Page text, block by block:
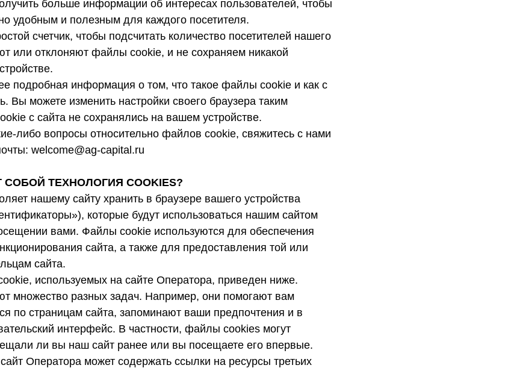
больше информации об интересах пользователей, чтобы
удобным и полезным для каждого посетителя.
счетчик, чтобы подсчитать количество посетителей нашего
или отклоняют файлы cookie, и не сохраняем никакой
подробная информация о том, что такое файлы cookie и как с
Вы можете изменить настройки своего браузера таким
с сайта не сохранялись на вашем устройстве.
либо вопросы относительно файлов cookie, свяжитесь с нами
welcome@ag-capital.ru
ТЕХНОЛОГИЯ COOKIES?
нашему сайту хранить в браузере вашего устройства
которые будут использоваться нашим сайтом
вами. Файлы cookie используются для обеспечения
сайта, а также для предоставления той или
сайта.
используемых на сайте Оператора, приведен ниже.
множество разных задач. Например, они помогают вам
по страницам сайта, запоминают ваши предпочтения и в
интерфейс. В частности, файлы cookies могут
ли вы наш сайт ранее или вы посещаете его впервые.
Оператора может содержать ссылки на ресурсы третьих